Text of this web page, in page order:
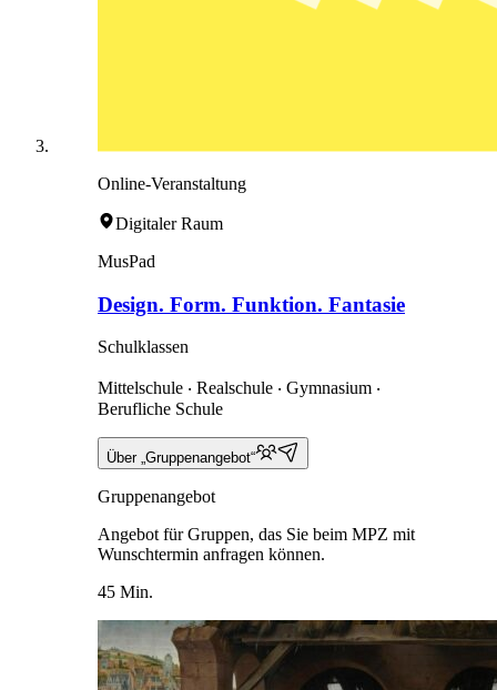
Online-Veranstaltung
Digitaler Raum
MusPad
Design. Form. Funktion. Fantasie
Schulklassen
Mittelschule ‧ Realschule ‧ Gymnasium ‧
Berufliche Schule
Über „Gruppenangebot“
Gruppenangebot
Angebot für Gruppen, das Sie beim MPZ mit
Wunschtermin anfragen können.
45 Min.